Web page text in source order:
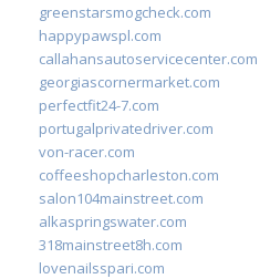
greenstarsmogcheck.com
happypawspl.com
callahansautoservicecenter.com
georgiascornermarket.com
perfectfit24-7.com
portugalprivatedriver.com
von-racer.com
coffeeshopcharleston.com
salon104mainstreet.com
alkaspringswater.com
318mainstreet8h.com
lovenailsspari.com